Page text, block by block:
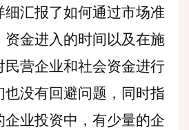
细汇报了如何通过市场准
资金进入的时间以及在施
民营企业和社会资金进行
也没有回避问题，同时指
企业投资中，有少量的企